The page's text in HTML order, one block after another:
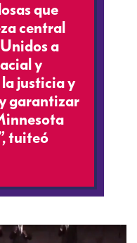
que
central
a
y
justicia y
garantizar
tuiteó